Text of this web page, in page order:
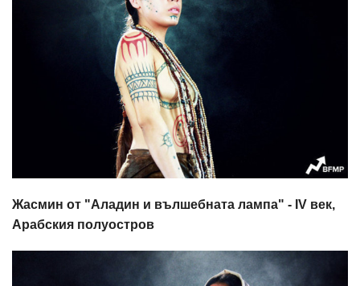
Жасмин от "Аладин и вълшебната лампа" - IV век,
Арабския полуостров